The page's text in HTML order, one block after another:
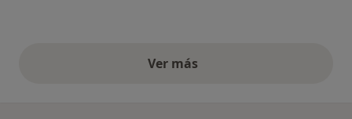
Ver másopiniones anteriores